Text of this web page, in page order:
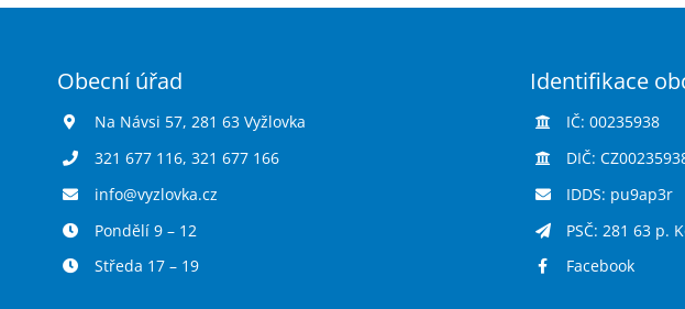
Obecní úřad
Na Návsi 57, 281 63 Vyžlovka
321 677 116, 321 677 166
info@vyzlovka.cz
Pondělí 9 – 12
Středa 17 – 19
Identifikace
IČ: 00235938
DIČ:
IDDS: pu9ap3r
PSČ: 281 63 p.
Facebook